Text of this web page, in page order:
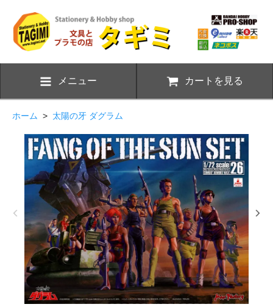
メニュー カートを見る
ホーム > 太陽の牙 ダグラム